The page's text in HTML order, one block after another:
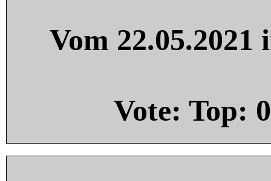
Vom
Vote: Top: 0